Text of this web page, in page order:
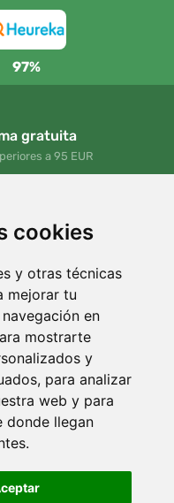
cookies
y otras técnicas
mejorar tu
en
mostrarte
y
para analizar
web y para
donde llegan
97%
gratuita
a 95 EUR
en cualquier momento
Leer más